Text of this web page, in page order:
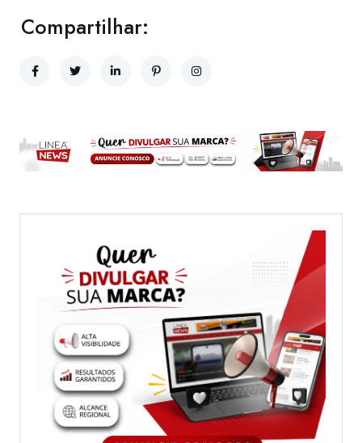
Compartilhar: